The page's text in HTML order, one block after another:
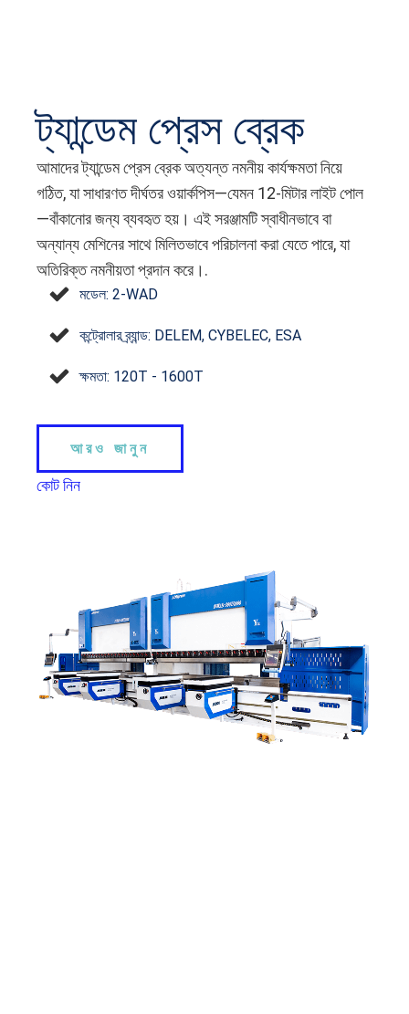
ট্যান্ডেম প্রেস ব্রেক
আমাদের ট্যান্ডেম প্রেস ব্রেক অত্যন্ত নমনীয় কার্যক্ষমতা নিয়ে
গঠিত, যা সাধারণত দীর্ঘতর ওয়ার্কপিস—যেমন 12‑মিটার লাইট পোল
—বাঁকানোর জন্য ব্যবহৃত হয়। এই সরঞ্জামটি স্বাধীনভাবে বা
অন্যান্য মেশিনের সাথে মিলিতভাবে পরিচালনা করা যেতে পারে, যা
অতিরিক্ত নমনীয়তা প্রদান করে।.
মডেল: 2‑WAD
কন্ট্রোলার ব্র্যান্ড: DELEM, CYBELEC, ESA
ক্ষমতা: 120T - 1600T
আরও জানুন
কোট নিন